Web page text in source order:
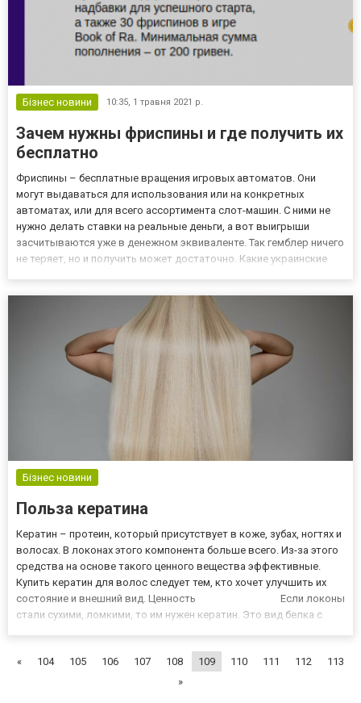
Бізнес новини 10:35, 1 травня 2021 р.
Зачем нужны фриспины и где получить их
бесплатно
Фриспины – бесплатные вращения игровых автоматов. Они
могут выдаваться для использования или на конкретных
автоматах, или для всего ассортимента слот-машин. С ними не
нужно делать ставки на реальные деньги, а вот выигрыши
засчитываются уже в денежном эквиваленте. Так гемблер ничего
не теряет, но и получить может достаточно. Какие украинские
Бізнес новини
Польза кератина
Кератин – протеин, который присутствует в коже, зубах, ногтях и
волосах. В локонах этого компонента больше всего. Из-за этого
средства на основе такого ценного вещества эффективные.
Купить кератин для волос следует тем, кто хочет улучшить их
состояние и внешний вид. Ценность Если локоны
стали сухими, ломкими, то им нужен кератин. Это вид белка с
«
104 105 106 107 108 109 110 111 112
113
»